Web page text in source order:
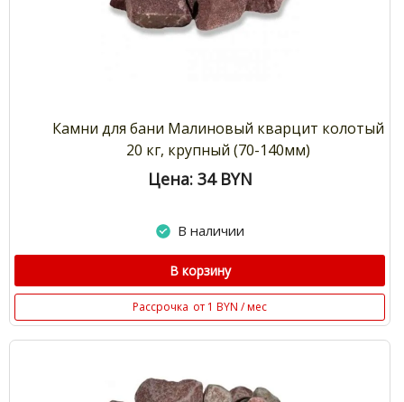
Камни для бани Малиновый кварцит колотый
20 кг, крупный (70-140мм)
Цена: 34 BYN
В наличии
В корзину
Рассрочка от 1 BYN / мес